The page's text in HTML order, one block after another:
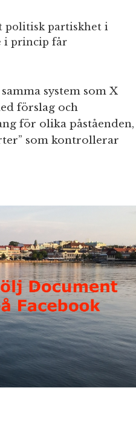
politisk partiskhet i
i princip får
system som X
förslag och
för olika påståenden,
som kontrollerar